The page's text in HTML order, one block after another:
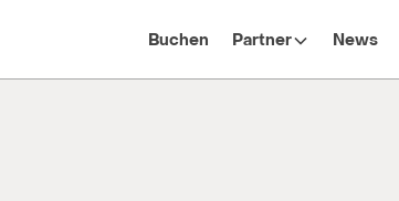
Buchen Partner News